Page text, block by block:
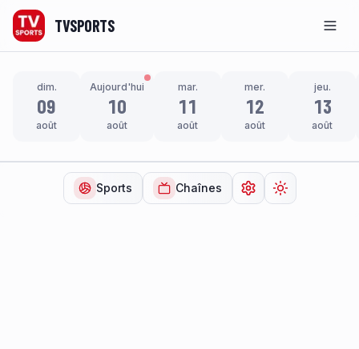
TVSPORTS
dim.
09
août
Aujourd'hui
10
août
mar.
11
août
mer.
12
août
jeu.
13
août
Sports Chaînes Ouvrir lesChanger de